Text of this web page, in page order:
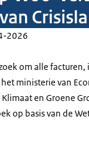
2026
om alle
ministerie van
en Groene
op basis van de